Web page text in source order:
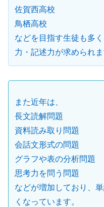
佐賀西高校
鳥栖高校
などを目指す生徒も多
力・記述力が求められま
また近年は、
長文読解問題
資料読み取り問題
会話文形式の問題
グラフや表の分析問題
思考力を問う問題
などが増加しており、
くなっています。